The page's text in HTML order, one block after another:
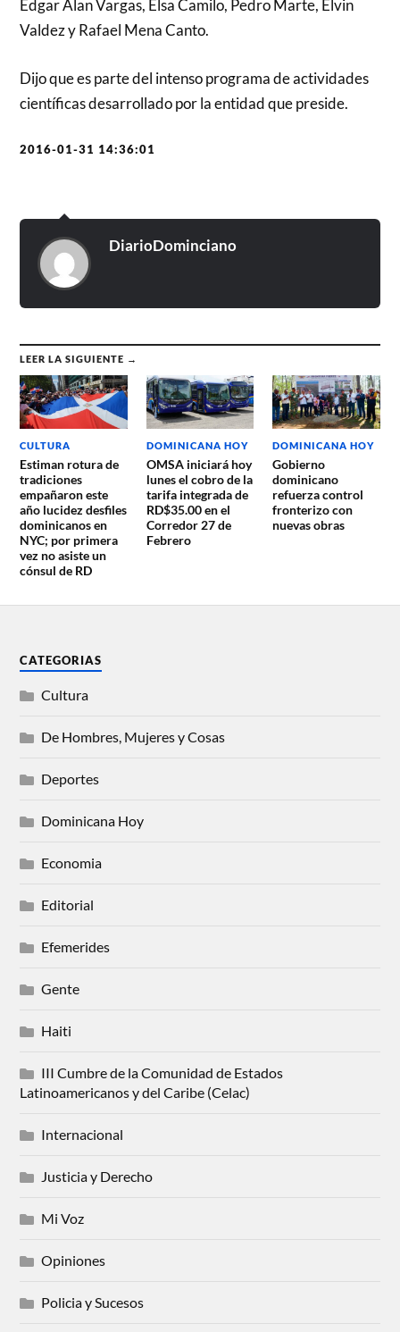
Edgar Alan Vargas, Elsa Camilo, Pedro Marte, Elvin
Valdez y Rafael Mena Canto.
Dijo que es parte del intenso programa de actividades
científicas desarrollado por la entidad que preside.
2016-01-31 14:36:01
DiarioDominciano
LEER LA SIGUIENTE →
CULTURA
Estiman rotura de
tradiciones
empañaron este
año lucidez desfiles
dominicanos en
NYC; por primera
vez no asiste un
cónsul de RD
DOMINICANA HOY
OMSA iniciará hoy
lunes el cobro de la
tarifa integrada de
RD$35.00 en el
Corredor 27 de
Febrero
DOMINICANA HOY
Gobierno
dominicano
refuerza control
fronterizo con
nuevas obras
CATEGORIAS
Cultura
De Hombres, Mujeres y Cosas
Deportes
Dominicana Hoy
Economia
Editorial
Efemerides
Gente
Haiti
III Cumbre de la Comunidad de Estados
Latinoamericanos y del Caribe (Celac)
Internacional
Justicia y Derecho
Mi Voz
Opiniones
Policia y Sucesos